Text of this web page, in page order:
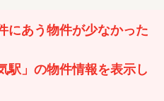
にあう物件が少なかった
駅」の物件情報を表示し